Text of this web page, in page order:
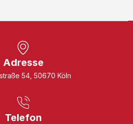
Adresse
54, 50670 Köln
Telefon